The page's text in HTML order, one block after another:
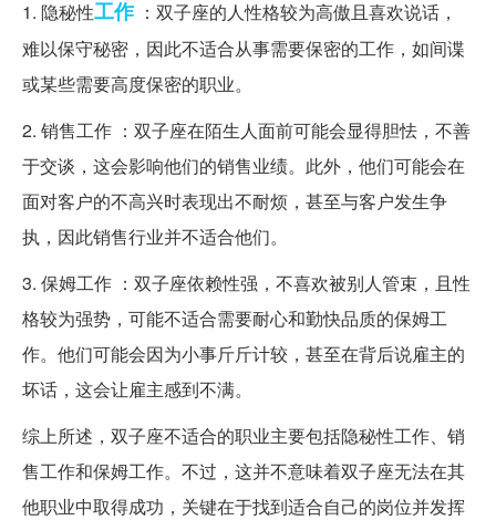
1. 隐秘性工作：双子座的人性格较为高傲且喜欢说话，
难以保守秘密，因此不适合从事需要保密的工作，如间谍
或某些需要高度保密的职业。
2. 销售工作 ：双子座在陌生人面前可能会显得胆怯，不善
于交谈，这会影响他们的销售业绩。此外，他们可能会在
面对客户的不高兴时表现出不耐烦，甚至与客户发生争
执，因此销售行业并不适合他们。
3. 保姆工作 ：双子座依赖性强，不喜欢被别人管束，且性
格较为强势，可能不适合需要耐心和勤快品质的保姆工
作。他们可能会因为小事斤斤计较，甚至在背后说雇主的
坏话，这会让雇主感到不满。
综上所述，双子座不适合的职业主要包括隐秘性工作、销
售工作和保姆工作。不过，这并不意味着双子座无法在其
他职业中取得成功，关键在于找到适合自己的岗位并发挥